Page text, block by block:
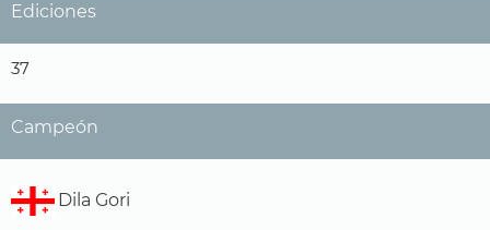
Ediciones
37
Campeón
Dila Gori